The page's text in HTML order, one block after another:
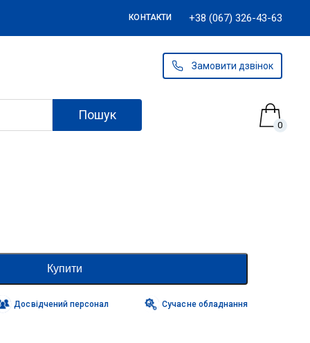
КОНТАКТИ +38 (067) 326-43-63
Замовити дзвінок
Пошук
0
Купити
Досвідчений персонал Сучасне обладнання